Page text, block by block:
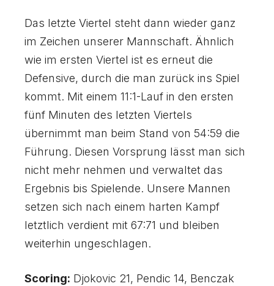
Das letzte Viertel steht dann wieder ganz
im Zeichen unserer Mannschaft. Ähnlich
wie im ersten Viertel ist es erneut die
Defensive, durch die man zurück ins Spiel
kommt. Mit einem 11:1-Lauf in den ersten
fünf Minuten des letzten Viertels
übernimmt man beim Stand von 54:59 die
Führung. Diesen Vorsprung lässt man sich
nicht mehr nehmen und verwaltet das
Ergebnis bis Spielende. Unsere Mannen
setzen sich nach einem harten Kampf
letztlich verdient mit 67:71 und bleiben
weiterhin ungeschlagen.
Scoring: Djokovic 21, Pendic 14, Benczak